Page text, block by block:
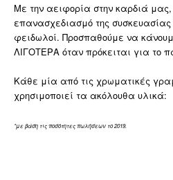
Με την αειφορία στην καρδιά
επανασχεδιασμό της συσκευασίας
φειδωλοί. Προσπαθούμε να
ΛΙΓΟΤΕΡΑ όταν πρόκειται για το
Κάθε μία από τις χρωματικές
χρησιμοποιεί τα ακόλουθα υλικά:
*με βάση τις ποσότητες πωλήσεων το 2019.